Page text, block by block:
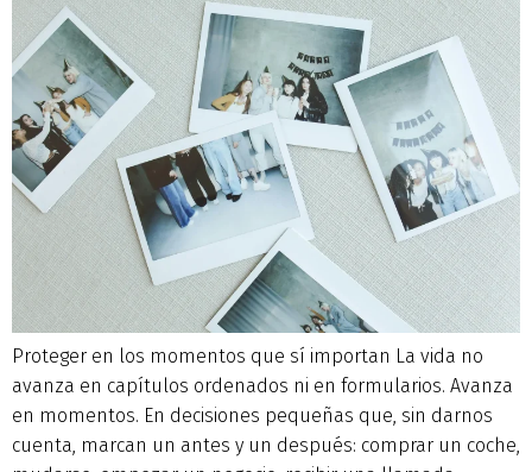
Proteger en los momentos que sí importan La vida no
avanza en capítulos ordenados ni en formularios. Avanza
en momentos. En decisiones pequeñas que, sin darnos
cuenta, marcan un antes y un después: comprar un coche,